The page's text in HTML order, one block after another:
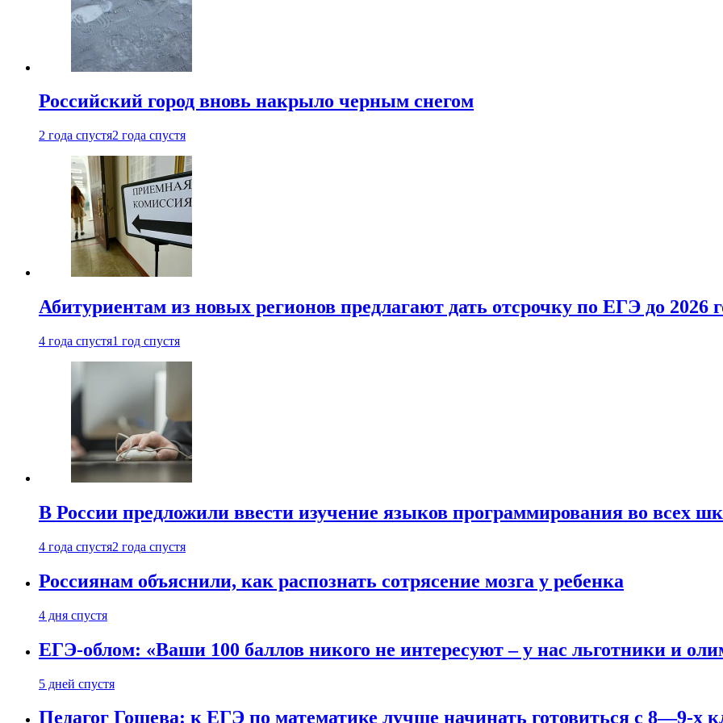
Российский город вновь накрыло черным снегом
2 года спустя2 года спустя
Абитуриентам из новых регионов предлагают дать отсрочку по ЕГЭ до 2026
4 года спустя1 год спустя
В России предложили ввести изучение языков программирования во всех
4 года спустя2 года спустя
Россиянам объяснили, как распознать сотрясение мозга у ребенка
4 дня спустя
ЕГЭ-облом: «Ваши 100 баллов никого не интересуют – у нас льготники и
5 дней спустя
Педагог Гошева: к ЕГЭ по математике лучше начинать готовиться с 8—9-х